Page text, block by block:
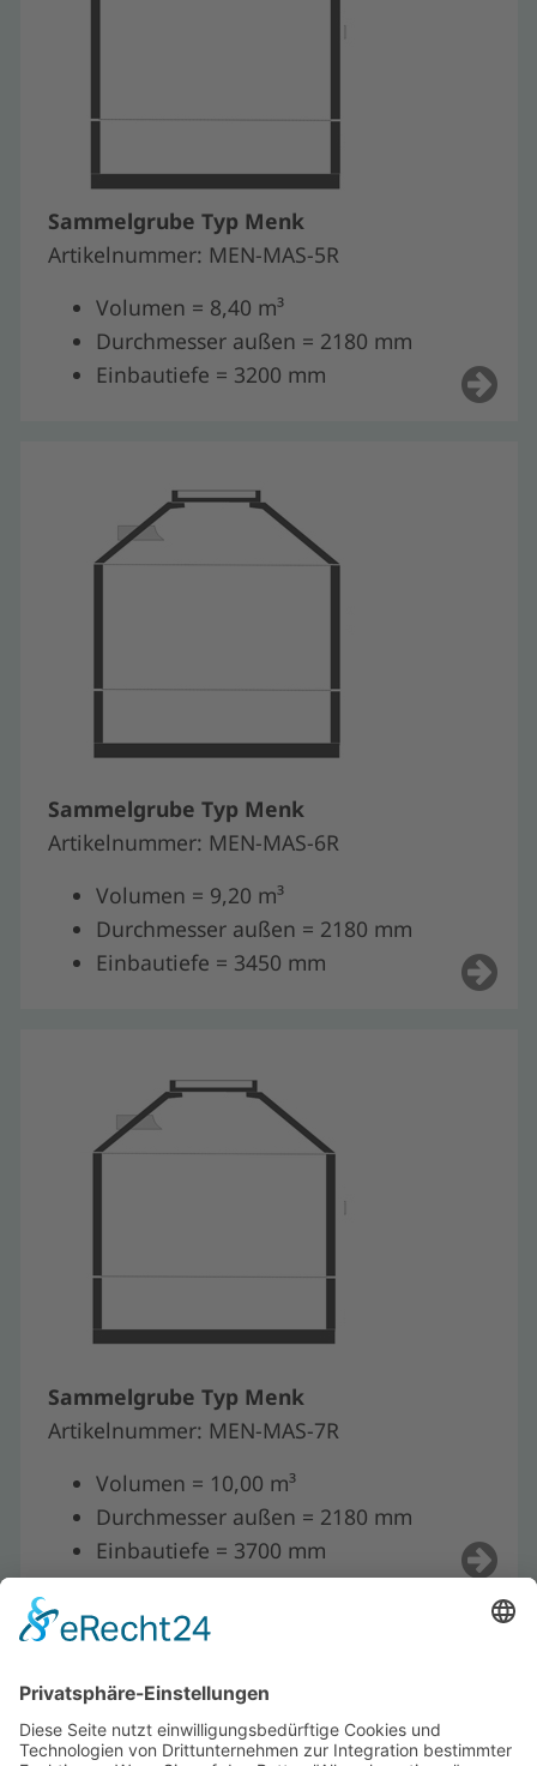
Sammelgrube Typ Menk
Artikelnummer: MEN-MAS-5R
Volumen = 8,40 m³
Durchmesser außen = 2180 mm
Einbautiefe = 3200 mm
Sammelgrube Typ Menk
Artikelnummer: MEN-MAS-6R
Volumen = 9,20 m³
Durchmesser außen = 2180 mm
Einbautiefe = 3450 mm
Sammelgrube Typ Menk
Artikelnummer: MEN-MAS-7R
Volumen = 10,00 m³
Durchmesser außen = 2180 mm
Einbautiefe = 3700 mm
Riedstraße 10
09117 Chemnitz